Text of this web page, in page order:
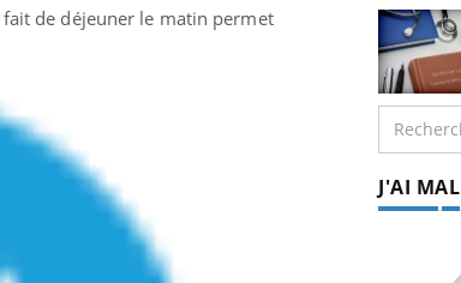
fait de déjeuner le matin permet
J'AI MAL